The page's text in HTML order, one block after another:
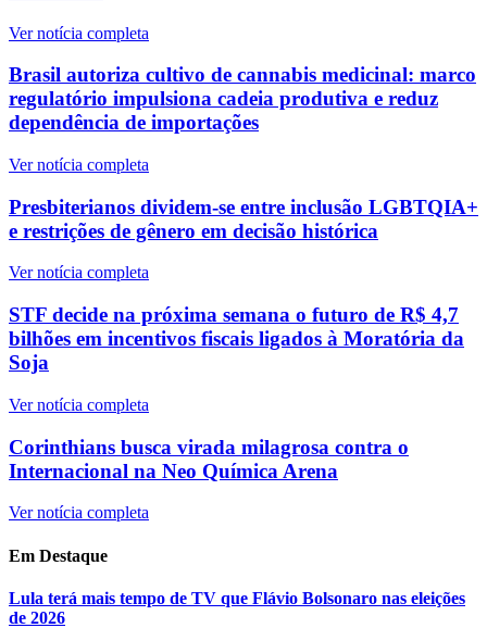
Ver notícia completa
Brasil autoriza cultivo de cannabis medicinal: marco
regulatório impulsiona cadeia produtiva e reduz
dependência de importações
Ver notícia completa
Presbiterianos dividem-se entre inclusão LGBTQIA+
e restrições de gênero em decisão histórica
Ver notícia completa
STF decide na próxima semana o futuro de R$ 4,7
bilhões em incentivos fiscais ligados à Moratória da
Soja
Ver notícia completa
Corinthians busca virada milagrosa contra o
Internacional na Neo Química Arena
Ver notícia completa
Em Destaque
Lula terá mais tempo de TV que Flávio Bolsonaro nas eleições
de 2026